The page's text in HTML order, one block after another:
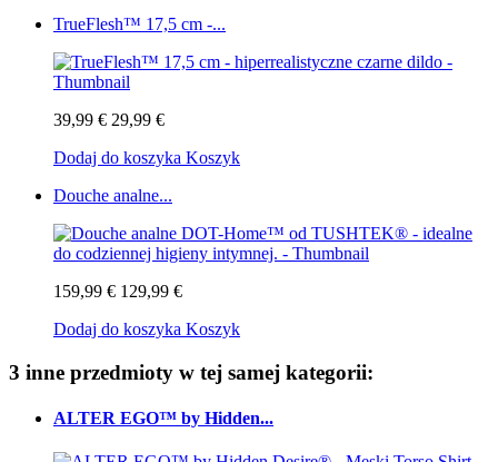
TrueFlesh™ 17,5 cm -...
39,99 € 29,99 €
Dodaj do koszyka Koszyk
Douche analne...
159,99 € 129,99 €
Dodaj do koszyka Koszyk
3 inne przedmioty w tej samej kategorii:
ALTER EGO™ by Hidden...